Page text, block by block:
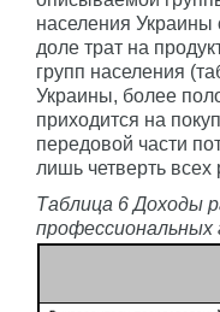
населения Украины
доле трат на
групп населения
Украины, более
приходится на
передовой части
лишь четверть всех
Таблица 6 Доходы
профессиональных